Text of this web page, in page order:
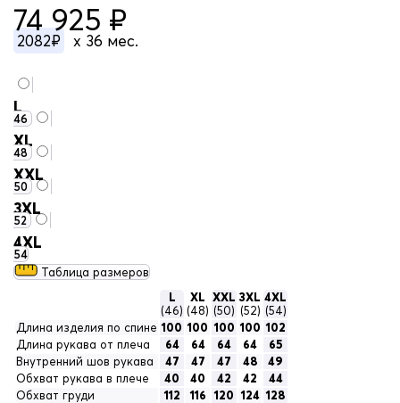
74 925 ₽
2082₽ x 36 мес.
L
46
XL
48
XXL
50
3XL
52
4XL
54
Таблица размеров
L
(46)
XL
(48)
XXL
(50)
3XL
(52)
4XL
(54)
Длина изделия по спине 100 100 100 100 102
Длина рукава от плеча
64 64 64 64
65
Внутренний шов рукава
47 47 47 48
49
Обхват рукава в плече
40 40 42 42
44
Обхват груди
112 116 120 124 128